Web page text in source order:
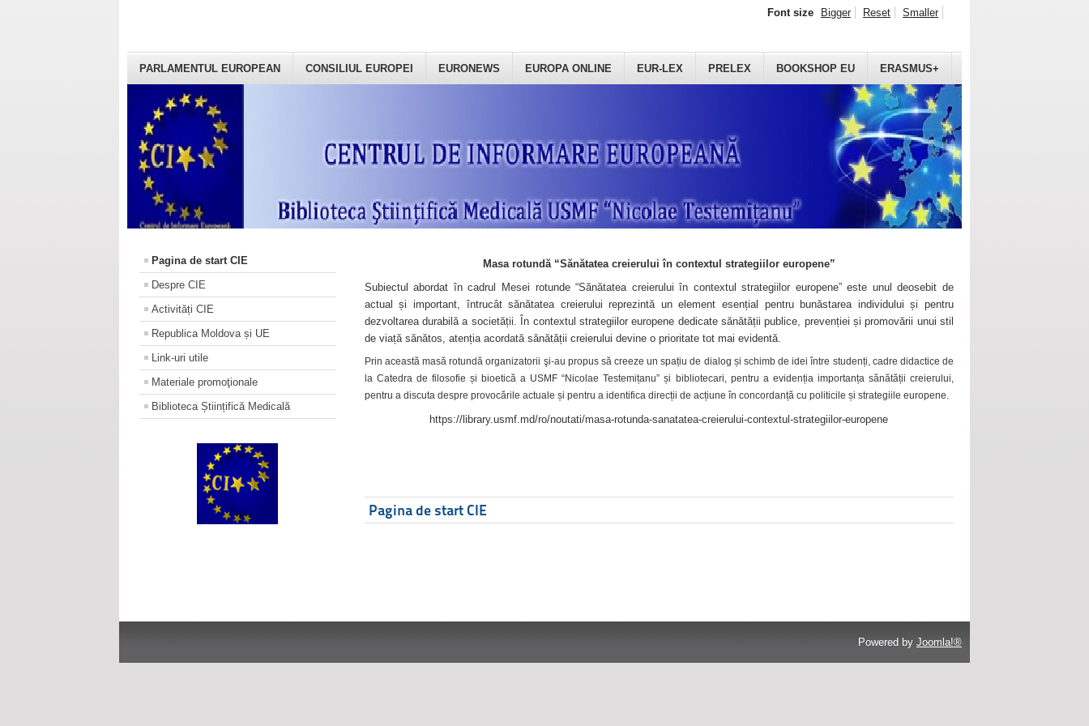
PARLAMENTUL EUROPEAN CONSILIUL EUROPEI EURONEWS EUROPA ONLINE EUR-LEX PRELEX BOOKSHOP EU ERASMUS+
Font size Bigger Reset Smaller
Pagina de start CIE
Despre CIE
Activități CIE
Republica Moldova și UE
Link-uri utile
Materiale promoţionale
Biblioteca Științifică Medicală
Masa rotundă “Sănătatea creierului în contextul strategiilor europene”
Subiectul abordat în cadrul Mesei rotunde “Sănătatea creierului în contextul strategiilor europene” este unul deosebit de
actual și important, întrucât sănătatea creierului reprezintă un element esențial pentru bunăstarea individului și pentru
dezvoltarea durabilă a societății. În contextul strategiilor europene dedicate sănătății publice, prevenției și promovării unui stil
de viață sănătos, atenția acordată sănătății creierului devine o prioritate tot mai evidentă.
Prin această masă rotundă organizatorii şi-au propus să creeze un spațiu de dialog și schimb de idei între studenți, cadre didactice de
la Catedra de filosofie și bioetică a USMF “Nicolae Testemițanu” și bibliotecari, pentru a evidenția importanța sănătății creierului,
pentru a discuta despre provocările actuale și pentru a identifica direcții de acțiune în concordanță cu politicile și strategiile europene.
https://library.usmf.md/ro/noutati/masa-rotunda-sanatatea-creierului-contextul-strategiilor-europene
Pagina de start CIE
Powered by Joomla!®